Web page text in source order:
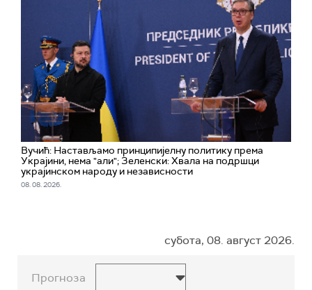
Вучић: Настављамо принципијелну политику према
Украјини, нема "али"; Зеленски: Хвала на подршци
украјинском народу и независности
08. 08. 2026.
субота, 08. август 2026.
Прогноза